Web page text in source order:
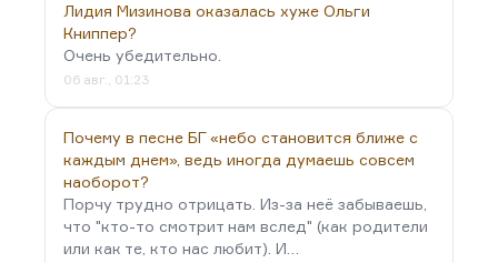
Лидия Мизинова оказалась хуже Ольги
Книппер?
Очень убедительно.
06 авг., 01:23
Почему в песне БГ «небо становится ближе с
каждым днем», ведь иногда думаешь совсем
наоборот?
Порчу трудно отрицать. Из-за неё забываешь,
что "кто-то смотрит нам вслед" (как родители
или как те, кто нас любит). И…